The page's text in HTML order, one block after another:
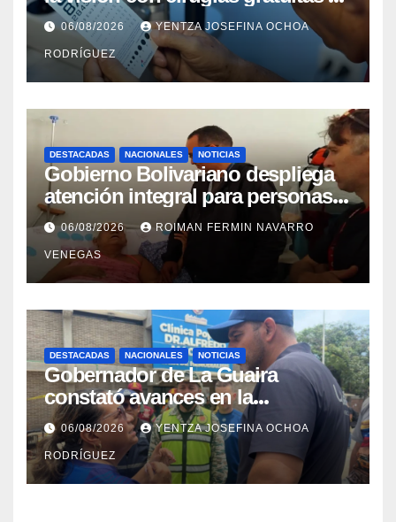
cataratas en Zulia
06/08/2026 YENTZA JOSEFINA OCHOA
RODRÍGUEZ
DESTACADAS NACIONALES NOTICIAS
Gobierno Bolivariano despliega
atención integral para personas
con discapacidad en
campamentos de La Guaira
06/08/2026 ROIMAN FERMIN NAVARRO
VENEGAS
DESTACADAS NACIONALES NOTICIAS
Gobernador de La Guaira
constató avances en la
rehabilitación del Hospitalito de
Catia la Mar
06/08/2026 YENTZA JOSEFINA OCHOA
RODRÍGUEZ